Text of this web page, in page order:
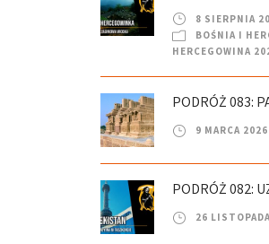
8 SIERPNIA
BOŚNIA I
HERCEGOWINA
PODRÓŻ 083:
9 MARCA 2026
PODRÓŻ 082:
26